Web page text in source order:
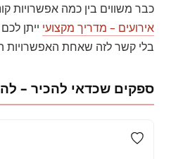
כבר משווים בין כמה אפשרויות
אירועים – מדריך מקצועי ייתן
בלי קשר לזה שאחת האפשרויות
ספקים שכדאי להכיר –